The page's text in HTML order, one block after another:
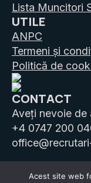
Lista Muncitori
UTILE
ANPC
Termeni și
Politică de
CONTACT
Aveți nevoie de
+4 0747 200
Acest site web